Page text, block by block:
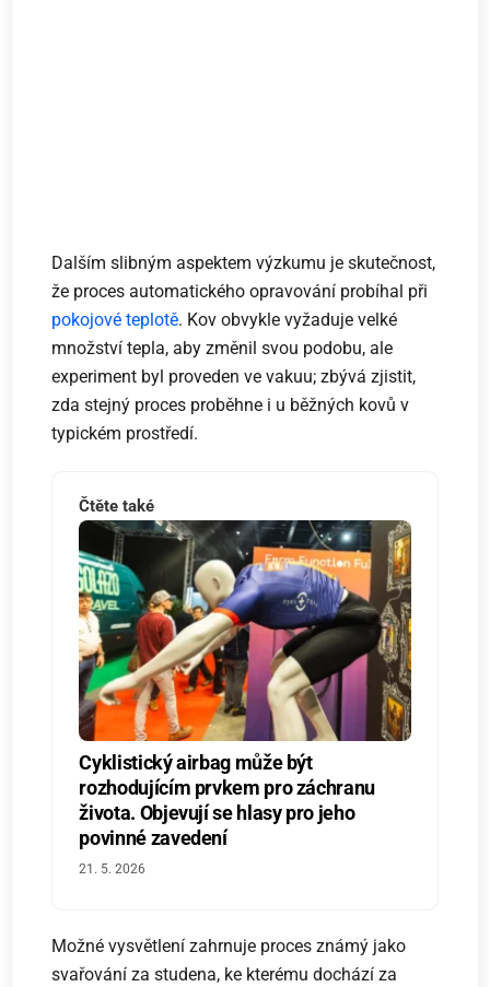
Dalším slibným aspektem výzkumu je skutečnost,
že proces automatického opravování probíhal při
pokojové teplotě. Kov obvykle vyžaduje velké
množství tepla, aby změnil svou podobu, ale
experiment byl proveden ve vakuu; zbývá zjistit,
zda stejný proces proběhne i u běžných kovů v
typickém prostředí.
Čtěte také
Cyklistický airbag může být
rozhodujícím prvkem pro záchranu
života. Objevují se hlasy pro jeho
povinné zavedení
21. 5. 2026
Možné vysvětlení zahrnuje proces známý jako
svařování za studena, ke kterému dochází za